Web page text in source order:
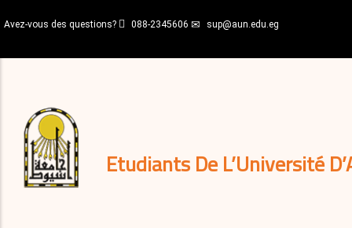
au
principal
Avez-vous des questions? 088-2345606 sup@aun.edu.eg
Etudiants De L’Université
décisions
Expatriés
Journal